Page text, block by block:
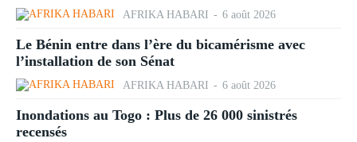
AFRIKA HABARI - 6 août 2026
Le Bénin entre dans l’ère du bicamérisme avec
l’installation de son Sénat
AFRIKA HABARI - 6 août 2026
Inondations au Togo : Plus de 26 000 sinistrés
recensés